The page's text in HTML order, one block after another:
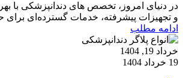
در دنیای امروز، تخصص های دندانپزشکی با
و تجهیزات پیشرفته، خدمات گسترده‌ای
ادامه مطلب
خرداد 19, 1404
19 خرداد 1404